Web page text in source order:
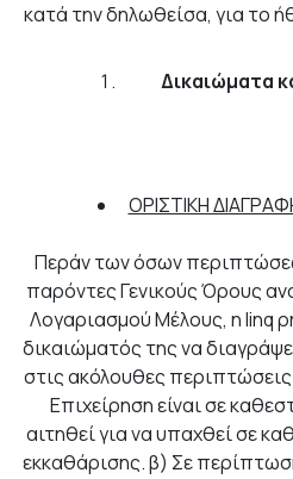
κατά την δηλωθείσα, για το
Δικαιώματα
ΟΡΙΣΤΙΚΗ
Περάν των όσων
παρόντες Γενικούς Όρους
Λογαριασμού Μέλους, η linq
δικαιώματός της να
στις ακόλουθες
Επιχείρηση είναι σε
αιτηθεί για να υπαχθεί σε
εκκαθάρισης. β) Σε